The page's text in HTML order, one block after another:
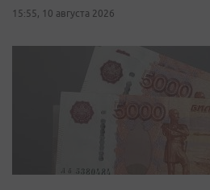
15:55, 10 августа 2026